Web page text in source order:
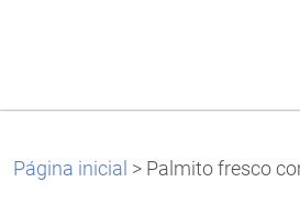
Página inicial > Palmito fresco